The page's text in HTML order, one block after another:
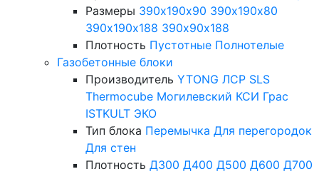
Размеры 390х190х90 390х190х80
390х190х188 390х90х188
Плотность Пустотные Полнотелые
Газобетонные блоки
Производитель YTONG ЛСР SLS
Thermocube Могилевский КСИ Грас
ISTKULT ЭКО
Тип блока Перемычка Для перегородок
Для стен
Плотность Д300 Д400 Д500 Д600 Д700